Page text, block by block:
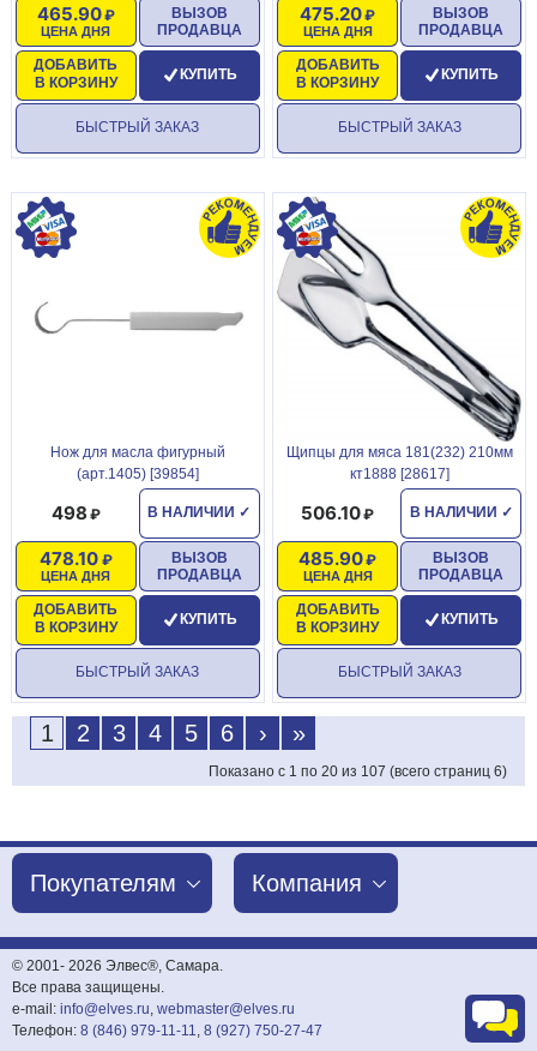
ЦЕНА ДНЯ
465.90
ДОБАВИТЬ
В КОРЗИНУ
ВЫЗОВ
ПРОДАВЦА
КУПИТЬ
БЫСТРЫЙ ЗАКАЗ
ЦЕНА ДНЯ
475.20
ДОБАВИТЬ
В КОРЗИНУ
ВЫЗОВ
ПРОДАВЦА
КУПИТЬ
БЫСТРЫЙ ЗАКАЗ
Нож для масла фигурный
(арт.1405) [39854]
В НАЛИЧИИ ✓
498
ЦЕНА ДНЯ
478.10
ДОБАВИТЬ
В КОРЗИНУ
ВЫЗОВ
ПРОДАВЦА
КУПИТЬ
БЫСТРЫЙ ЗАКАЗ
Щипцы для мяса 181(232) 210мм
кт1888 [28617]
В НАЛИЧИИ ✓
506.10
ЦЕНА ДНЯ
485.90
ДОБАВИТЬ
В КОРЗИНУ
ВЫЗОВ
ПРОДАВЦА
КУПИТЬ
БЫСТРЫЙ ЗАКАЗ
1 2 3 4 5 6 › »
Показано с 1 по 20 из 107 (всего страниц 6)
Покупателям Компания
© 2001- 2026 Элвес®, Самара.
Все права защищены.
e-mail: info@elves.ru, webmaster@elves.ru
Телефон: 8 (846) 979-11-11, 8 (927) 750-27-47